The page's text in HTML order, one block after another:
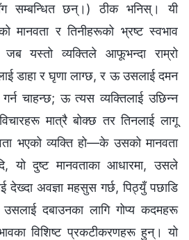
सम्बन्धित छन्।) ठीक भनिस्। यी
मानवता र तिनीहरूको भ्रष्ट स्वभाव
यस्तो व्यक्तिले आफूभन्दा राम्रो
डाहा र घृणा लाग्छ, र ऊ उसलाई दमन
गर्न चाहन्छ; ऊ त्यस व्यक्तिलाई उछिन्‍न
मात्रै बोक्छ तर तिनलाई लागू
भएको व्यक्ति हो—के उसको मानवता
यो दुष्ट मानवताका आधारमा, उसले
अवज्ञा महसुस गर्छ, पिठ्युँ पछाडि
दबाउनका लागि गोप्य कदमहरू
विशिष्ट प्रकटीकरणहरू हुन्। यो